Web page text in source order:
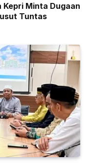
Kepri Minta Dugaan
Tuntas